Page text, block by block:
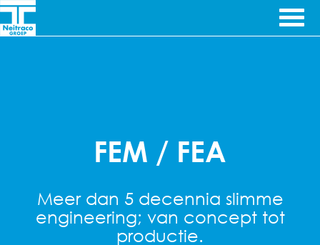
Ga door naar inhoud
FEM / FEA
Meer dan 5 decennia slimme
engineering; van concept tot
productie.